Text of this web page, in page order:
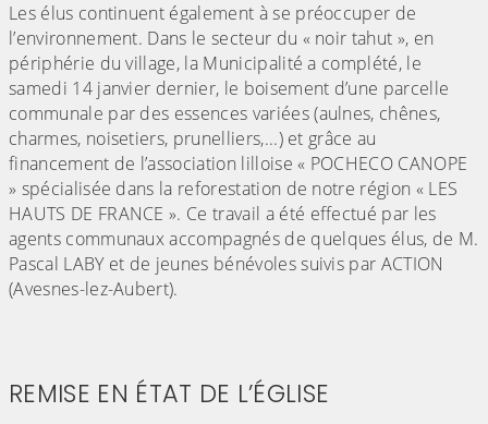
Les élus continuent également à se préoccuper de
l’environnement. Dans le secteur du « noir tahut », en
périphérie du village, la Municipalité a complété, le
samedi 14 janvier dernier, le boisement d’une parcelle
communale par des essences variées (aulnes, chênes,
charmes, noisetiers, prunelliers,...) et grâce au
financement de l’association lilloise « POCHECO CANOPE
» spécialisée dans la reforestation de notre région « LES
HAUTS DE FRANCE ». Ce travail a été effectué par les
agents communaux accompagnés de quelques élus, de M.
Pascal LABY et de jeunes bénévoles suivis par ACTION
(Avesnes-lez-Aubert).
REMISE EN ÉTAT DE L’ÉGLISE